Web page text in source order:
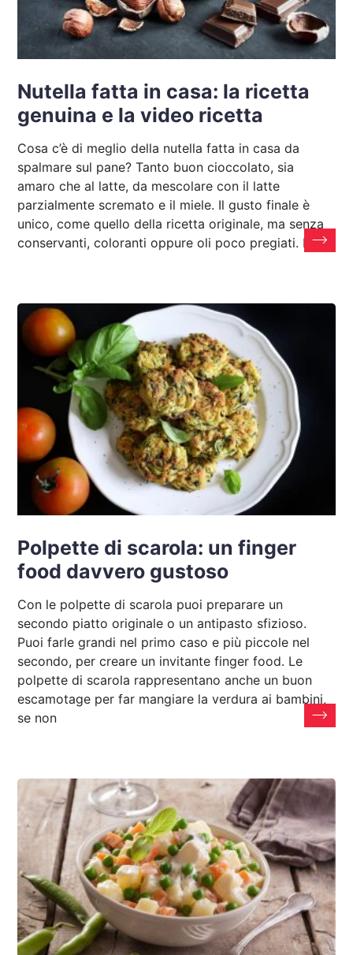
Nutella fatta in casa: la ricetta
genuina e la video ricetta
Cosa c’è di meglio della nutella fatta in casa da
spalmare sul pane? Tanto buon cioccolato, sia
amaro che al latte, da mescolare con il latte
parzialmente scremato e il miele. Il gusto finale è
unico, come quello della ricetta originale, ma senza
conservanti, coloranti oppure oli poco pregiati. Per
Polpette di scarola: un finger
food davvero gustoso
Con le polpette di scarola puoi preparare un
secondo piatto originale o un antipasto sfizioso.
Puoi farle grandi nel primo caso e più piccole nel
secondo, per creare un invitante finger food. Le
polpette di scarola rappresentano anche un buon
escamotage per far mangiare la verdura ai bambini,
se non